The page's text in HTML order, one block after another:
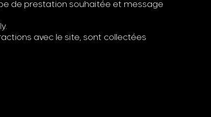
de prestation souhaitée et message
avec le site, sont collectées